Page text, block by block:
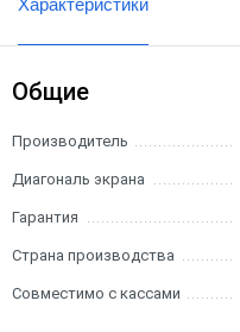
Характеристики
Общие
Производитель
Диагональ экрана
Гарантия
Страна производства
Совместимо с кассами